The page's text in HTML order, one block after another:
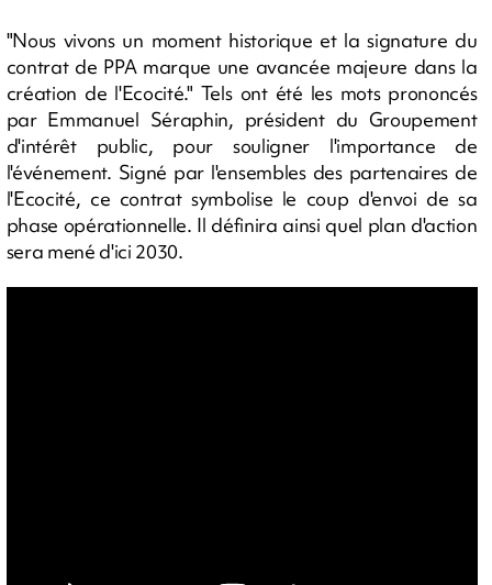
"Nous vivons un moment historique et la signature du
contrat de PPA marque une avancée majeure dans la
création de l'Ecocité." Tels ont été les mots prononcés
par Emmanuel Séraphin, président du Groupement
d'intérêt public, pour souligner l'importance de
l'événement. Signé par l'ensembles des partenaires de
l'Ecocité, ce contrat symbolise le coup d'envoi de sa
phase opérationnelle. Il définira ainsi quel plan d'action
sera mené d'ici 2030.